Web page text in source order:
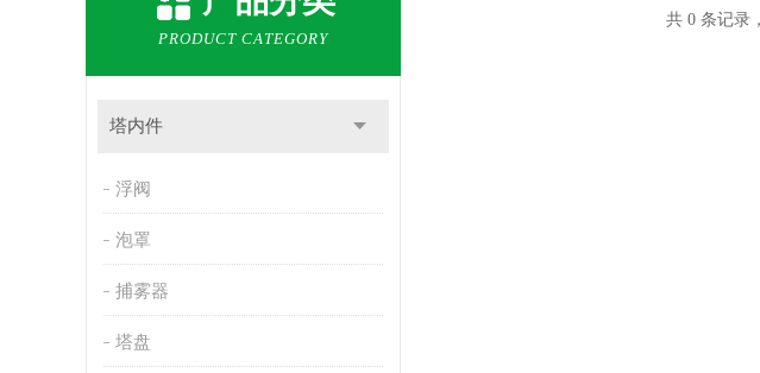
PRODUCT CATEGORY
塔内件
浮阀
泡罩
捕雾器
塔盘
共 0 条记录